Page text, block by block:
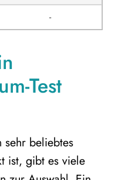
-
Test
sehr beliebtes
ist, gibt es viele